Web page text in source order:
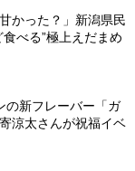
かった？」新潟県民
べる”極上えだまめ
の新フレーバー「ガ
涼太さんが祝福イベ